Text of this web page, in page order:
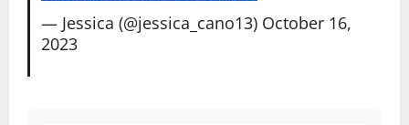
— Jessica (@jessica_cano13) October 16,
2023